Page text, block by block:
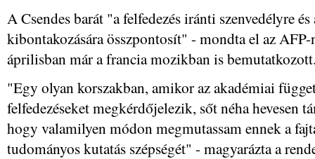
A Csendes barát "a felfedezés iránti szenvedélyre
kibontakozására összpontosít" - mondta el az
áprilisban már a francia mozikban is
"Egy olyan korszakban, amikor az akadémiai
felfedezéseket megkérdőjelezik, sőt néha hevesen
hogy valamilyen módon megmutassam ennek a
tudományos kutatás szépségét" - magyarázta a